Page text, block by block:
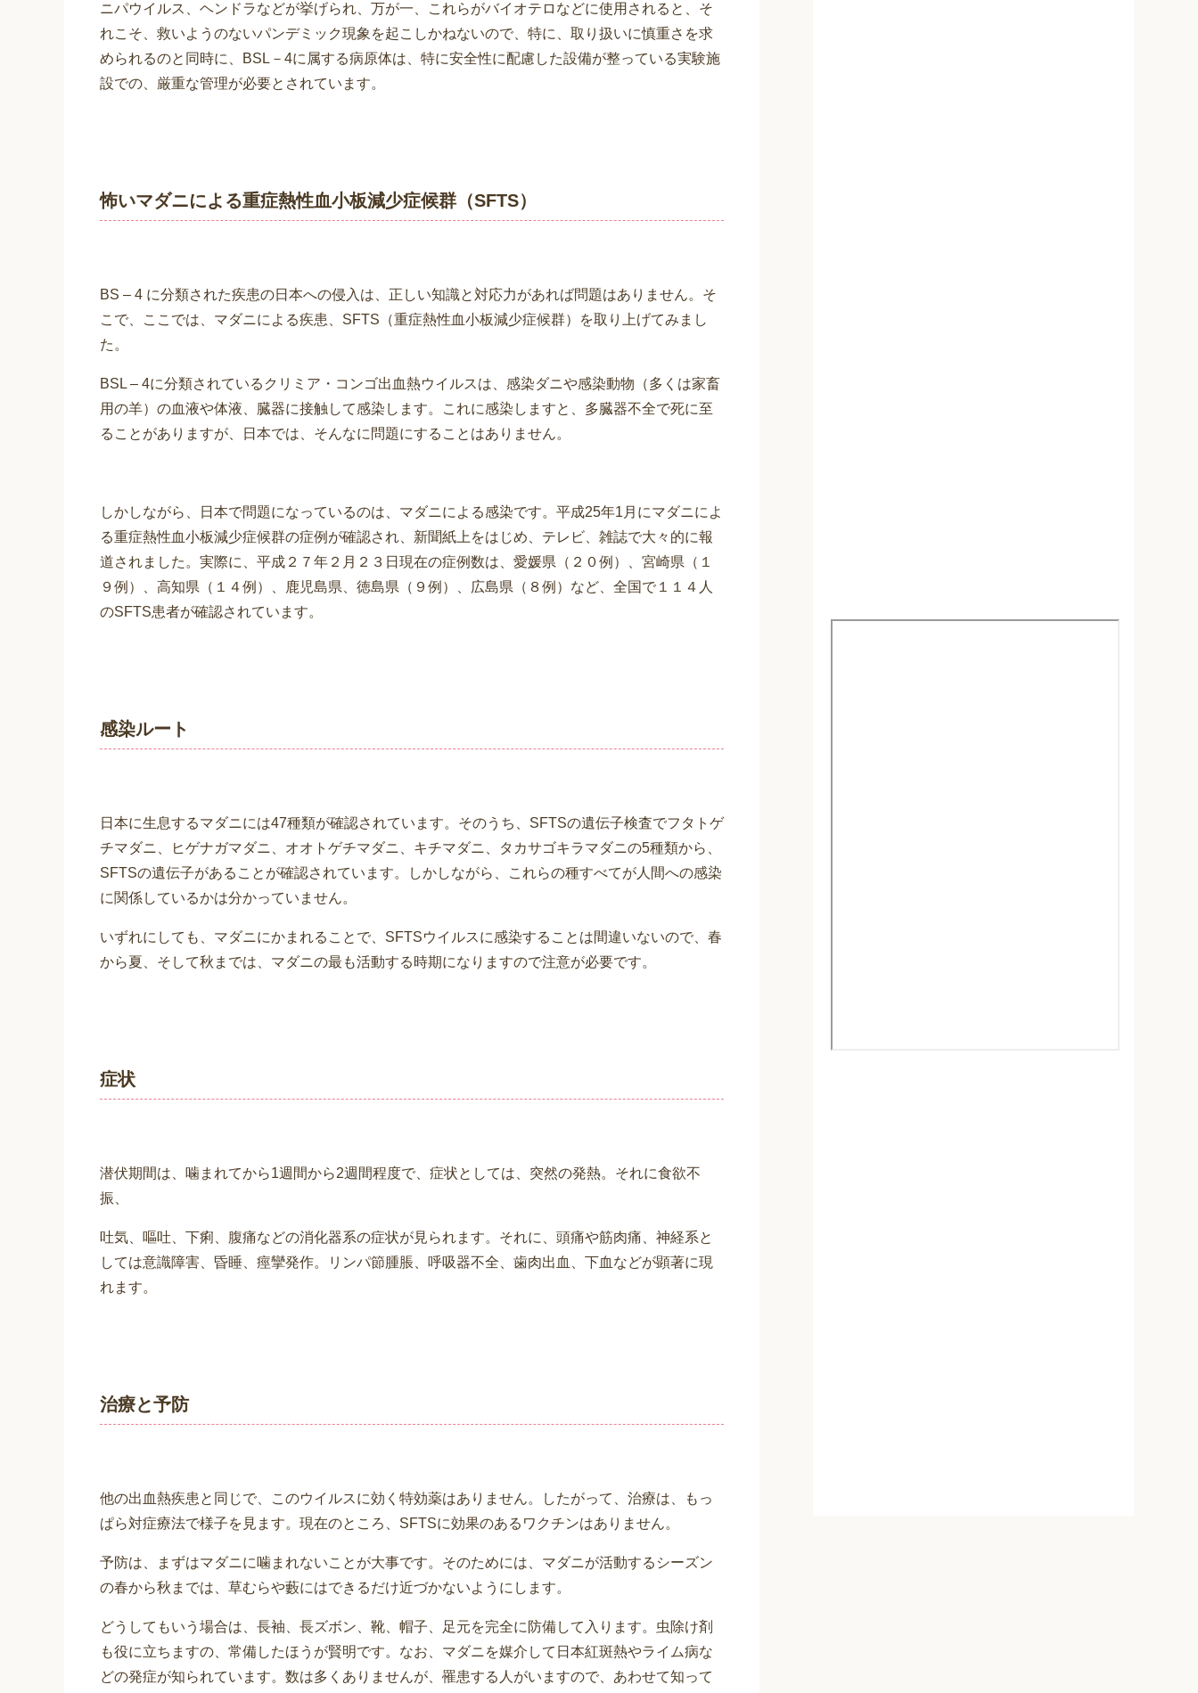
ニパウイルス、ヘンドラなどが挙げられ、万が一、これらがバイオテロなどに使用されると、そ
れこそ、救いようのないパンデミック現象を起こしかねないので、特に、取り扱いに慎重さを求
められるのと同時に、BSL－4に属する病原体は、特に安全性に配慮した設備が整っている実験施
設での、厳重な管理が必要とされています。
怖いマダニによる重症熱性血小板減少症候群（SFTS）
BS – 4 に分類された疾患の日本への侵入は、正しい知識と対応力があれば問題はありません。そ
こで、ここでは、マダニによる疾患、SFTS（重症熱性血小板減少症候群）を取り上げてみまし
た。
BSL – 4に分類されているクリミア・コンゴ出血熱ウイルスは、感染ダニや感染動物（多くは家畜
用の羊）の血液や体液、臓器に接触して感染します。これに感染しますと、多臓器不全で死に至
ることがありますが、日本では、そんなに問題にすることはありません。
しかしながら、日本で問題になっているのは、マダニによる感染です。平成25年1月にマダニによ
る重症熱性血小板減少症候群の症例が確認され、新聞紙上をはじめ、テレビ、雑誌で大々的に報
道されました。実際に、平成２７年２月２３日現在の症例数は、愛媛県（２０例）、宮崎県（１
９例）、高知県（１４例）、鹿児島県、徳島県（９例）、広島県（８例）など、全国で１１４人
のSFTS患者が確認されています。
感染ルート
日本に生息するマダニには47種類が確認されています。そのうち、SFTSの遺伝子検査でフタトゲ
チマダニ、ヒゲナガマダニ、オオトゲチマダニ、キチマダニ、タカサゴキラマダニの5種類から、
SFTSの遺伝子があることが確認されています。しかしながら、これらの種すべてが人間への感染
に関係しているかは分かっていません。
いずれにしても、マダニにかまれることで、SFTSウイルスに感染することは間違いないので、春
から夏、そして秋までは、マダニの最も活動する時期になりますので注意が必要です。
症状
潜伏期間は、噛まれてから1週間から2週間程度で、症状としては、突然の発熱。それに食欲不
振、
吐気、嘔吐、下痢、腹痛などの消化器系の症状が見られます。それに、頭痛や筋肉痛、神経系と
しては意識障害、昏睡、痙攣発作。リンパ節腫脹、呼吸器不全、歯肉出血、下血などが顕著に現
れます。
治療と予防
他の出血熱疾患と同じで、このウイルスに効く特効薬はありません。したがって、治療は、もっ
ぱら対症療法で様子を見ます。現在のところ、SFTSに効果のあるワクチンはありません。
予防は、まずはマダニに噛まれないことが大事です。そのためには、マダニが活動するシーズン
の春から秋までは、草むらや藪にはできるだけ近づかないようにします。
どうしてもいう場合は、長袖、長ズボン、靴、帽子、足元を完全に防備して入ります。虫除け剤
も役に立ちますの、常備したほうが賢明です。なお、マダニを媒介して日本紅斑熱やライム病な
どの発症が知られています。数は多くありませんが、罹患する人がいますので、あわせて知って